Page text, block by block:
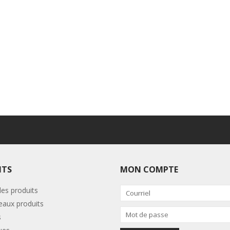
produits
produits
MON COMPTE